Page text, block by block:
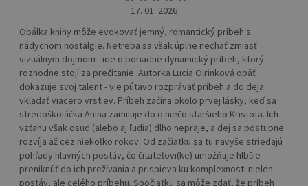
17. 01. 2026
Obálka knihy môže evokovať jemný, romantický príbeh s
nádychom nostalgie. Netreba sa však úplne nechať zmiasť
vizuálnym dojmom - ide o poriadne dynamický príbeh, ktorý
rozhodne stojí za prečítanie. Autorka Lucia Olrinková opäť
dokazuje svoj talent - vie pútavo rozprávať príbeh a do deja
vkladať viacero vrstiev. Príbeh začína okolo prvej lásky, keď sa
stredoškoláčka Anina zamiluje do o niečo staršieho Kristofa. Ich
vzťahu však osud (alebo aj ľudia) dlho nepraje, a dej sa postupne
rozvíja až cez niekoľko rokov. Od začiatku sa tu navyše striedajú
pohľady hlavných postáv, čo čitateľovi(ke) umožňuje hlbšie
preniknúť do ich prežívania a prispieva ku komplexnosti nielen
postáv, ale celého príbehu. Spočiatku sa môže zdať, že príbeh